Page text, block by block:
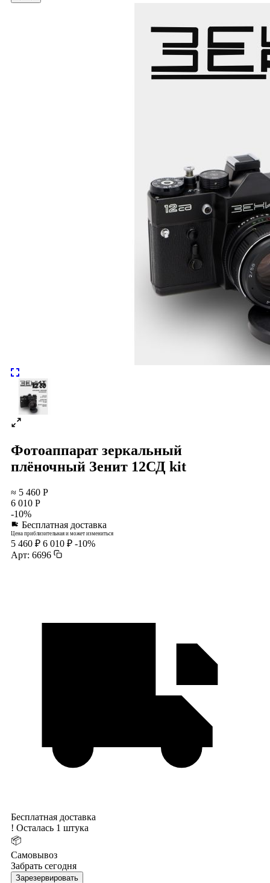
Фотоаппарат зеркальный
плёночный Зенит 12СД kit
≈ 5 460 Р
6 010 Р
-10%
Бесплатная доставка
Цена приблизительная и может измениться
5 460 ₽ 6 010 ₽ -10%
Арт: 6696
Бесплатная доставка
! Осталась 1 штука
📦
Самовывоз
Забрать сегодня
Зарезервировать